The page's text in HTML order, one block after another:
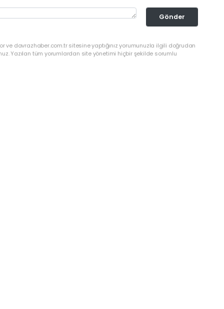
Gönder
ve davrazhaber.com.tr sitesine yaptığınız yorumunuzla ilgili doğrudan
Yazılan tüm yorumlardan site yönetimi hiçbir şekilde sorumlu